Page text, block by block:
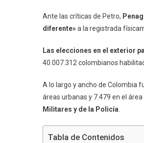
Ante las críticas de Petro,
diferente»a la registrada
Las elecciones en el exterior
40.007.312 colombianos
A lo largo y ancho de Colombia
áreas urbanas y 7.479 en el área
Militares y de la Policía
Tabla de Contenidos